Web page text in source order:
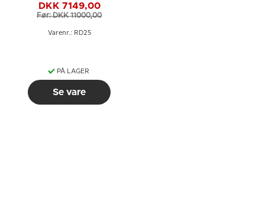
DKK 7149,00
Før: DKK 11000,00
Varenr.: RD25
PÅ LAGER
Se vare